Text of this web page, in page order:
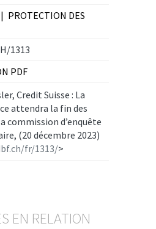
PROTECTION DES
1313
PDF
Credit Suisse : La
attendra la fin des
commission d’enquête
(20 décembre 2023)
fr/1313/>
EN RELATION